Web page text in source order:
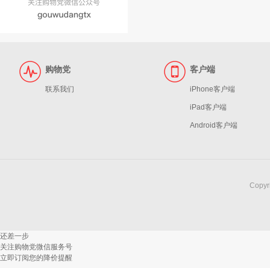
购物党
联系我们
客户端
iPhone客户端
iPad客户端
Android客户端
还差一步
关注购物党微信服务号
立即订阅您的降价提醒